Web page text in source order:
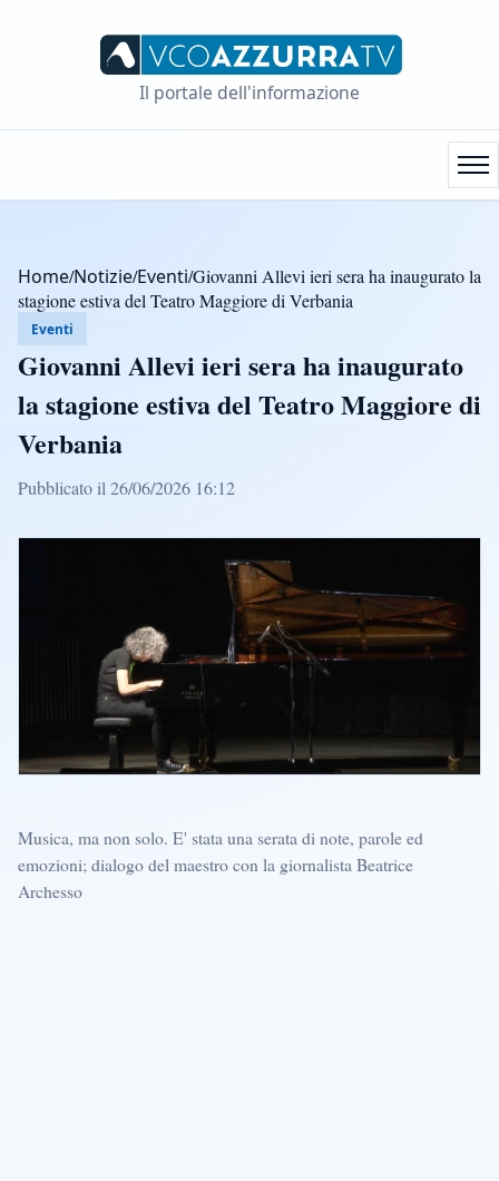
Il portale dell'informazione
Home/Notizie/Eventi/Giovanni Allevi ieri sera ha inaugurato la
stagione estiva del Teatro Maggiore di Verbania
Eventi
Giovanni Allevi ieri sera ha inaugurato
la stagione estiva del Teatro Maggiore di
Verbania
Pubblicato il 26/06/2026 16:12
Musica, ma non solo. E' stata una serata di note, parole ed
emozioni; dialogo del maestro con la giornalista Beatrice
Archesso